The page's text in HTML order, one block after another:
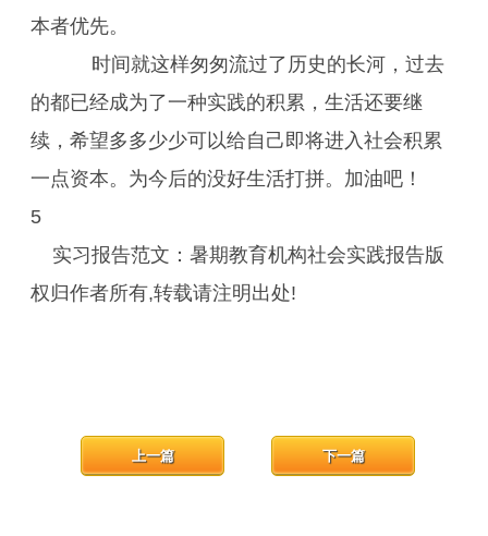
本者优先。
时间就这样匆匆流过了历史的长河，过去
的都已经成为了一种实践的积累，生活还要继
续，希望多多少少可以给自己即将进入社会积累
一点资本。为今后的没好生活打拼。加油吧！
5
实习报告范文：暑期教育机构社会实践报告版
权归作者所有,转载请注明出处!
下一篇
上一篇